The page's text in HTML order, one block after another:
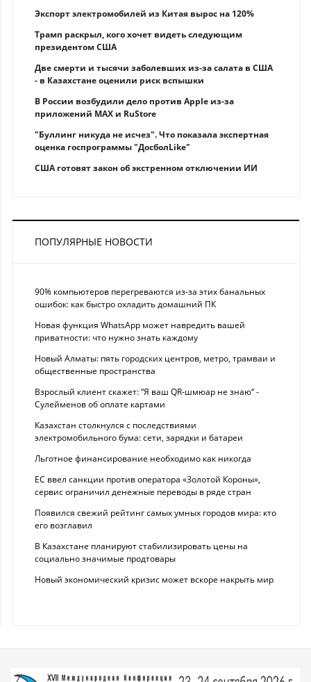
Экспорт электромобилей из Китая вырос на 120%
Трамп раскрыл, кого хочет видеть следующим
президентом США
Две смерти и тысячи заболевших из-за салата в США
- в Казахстане оценили риск вспышки
В России возбудили дело против Apple из-за
приложений MAX и RuStore
"Буллинг никуда не исчез". Что показала экспертная
оценка госпрограммы "ДосболLike"
США готовят закон об экстренном отключении ИИ
ПОПУЛЯРНЫЕ НОВОСТИ
90% компьютеров перегреваются из-за этих банальных
ошибок: как быстро охладить домашний ПК
Новая функция WhatsApp может навредить вашей
приватности: что нужно знать каждому
Новый Алматы: пять городских центров, метро, трамваи и
общественные пространства
Взрослый клиент скажет: “Я ваш QR-шмюар не знаю“ -
Сулейменов об оплате картами
Казахстан столкнулся с последствиями
электромобильного бума: сети, зарядки и батареи
Льготное финансирование необходимо как никогда
ЕС ввел санкции против оператора «Золотой Короны»,
сервис ограничил денежные переводы в ряде стран
Появился свежий рейтинг самых умных городов мира: кто
его возглавил
В Казахстане планируют стабилизировать цены на
социально значимые продтовары
Новый экономический кризис может вскоре накрыть мир